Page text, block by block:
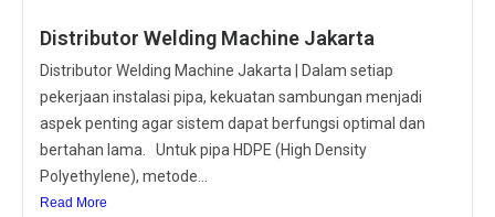
Distributor Welding Machine Jakarta
Distributor Welding Machine Jakarta | Dalam setiap
pekerjaan instalasi pipa, kekuatan sambungan menjadi
aspek penting agar sistem dapat berfungsi optimal dan
bertahan lama. Untuk pipa HDPE (High Density
Polyethylene), metode...
Read More